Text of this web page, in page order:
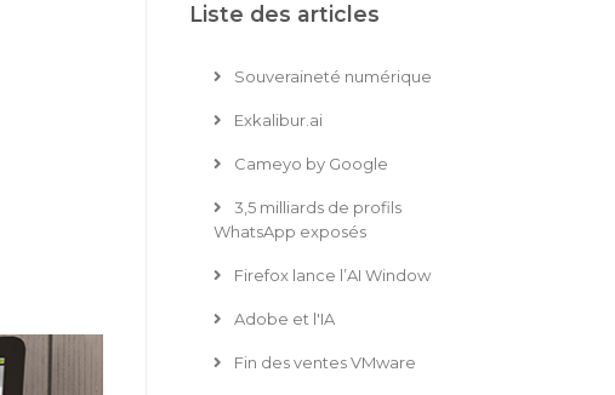
Liste des articles
Souveraineté numérique
Exkalibur.ai
Cameyo by Google
3,5 milliards de profils
WhatsApp exposés
Firefox lance l’AI Window
Adobe et l'IA
Fin des ventes VMware